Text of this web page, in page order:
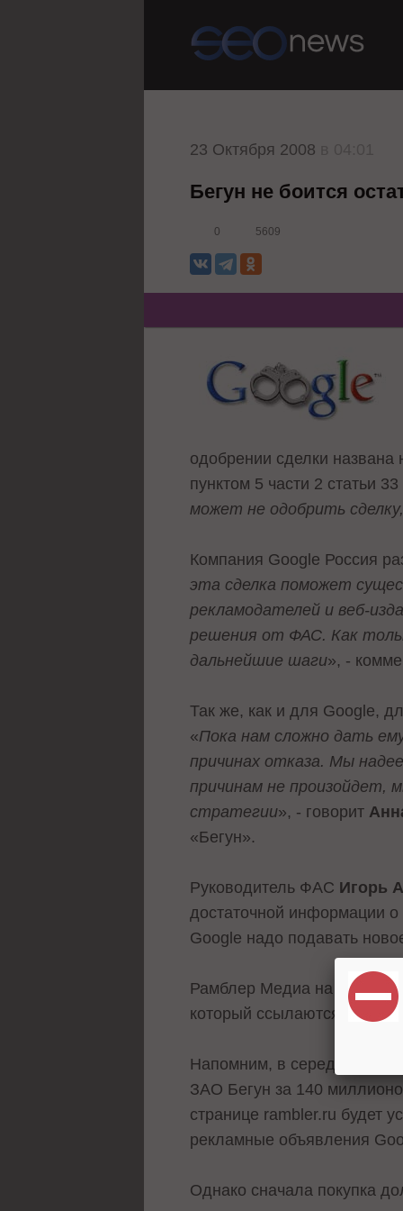
23 Октября 2008
Бегун не боится
0 5609
одобрении сделки названа
пунктом 5 части 2 статьи
может не одобрить
Компания Google Россия
эта сделка поможет
рекламодателей и веб-
решения от ФАС. Как
дальнейшие шаги», -
Так же, как и для Google,
«Пока нам сложно дать
причинах отказа. Мы
причинам не произойдет,
стратегии», - говорит
«Бегун».
Руководитель ФАС Игорь
достаточной информации о
Google надо подавать
Рамблер Медиа на данный
который ссылаются
Напомним, в середине
ЗАО Бегун за 140
странице rambler.ru будет
рекламные объявления
Однако сначала покупка